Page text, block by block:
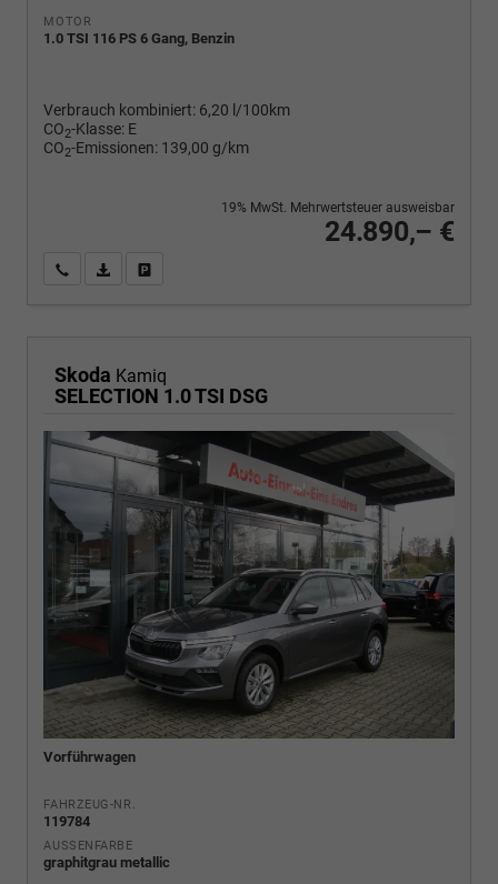
MOTOR
1.0 TSI 116 PS 6 Gang, Benzin
Verbrauch kombiniert: 6,20 l/100km
CO2-Klasse: E
CO2-Emissionen: 139,00 g/km
24.890,– €
19% MwSt. Mehrwertsteuer ausweisbar
Wir rufen Sie anPDF-Fahrzeugexposé drucken
Skoda Kamiq
SELECTION 1.0 TSI DSG
Vorführwagen
FAHRZEUG-NR.
119784
AUSSENFARBE
graphitgrau metallic